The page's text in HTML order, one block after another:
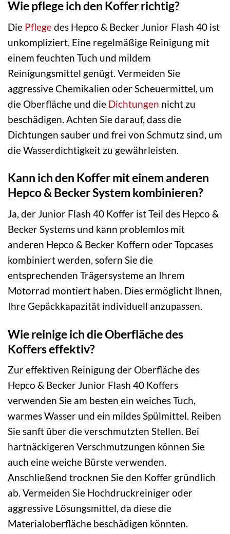
Wie pflege ich den Koffer richtig?
Die Pflegedes Hepco & Becker Junior Flash 40 ist
unkompliziert. Eine regelmäßige Reinigung mit
einem feuchten Tuch und mildem
Reinigungsmittel genügt. Vermeiden Sie
aggressive Chemikalien oder Scheuermittel, um
die Oberfläche und die Dichtungen nicht zu
beschädigen. Achten Sie darauf, dass die
Dichtungen sauber und frei von Schmutz sind, um
die Wasserdichtigkeit zu gewährleisten.
Kann ich den Koffer mit einem anderen
Hepco & Becker System kombinieren?
Ja, der Junior Flash 40 Koffer ist Teil des Hepco &
Becker Systems und kann problemlos mit
anderen Hepco & Becker Koffern oder Topcases
kombiniert werden, sofern Sie die
entsprechenden Trägersysteme an Ihrem
Motorrad montiert haben. Dies ermöglicht Ihnen,
Ihre Gepäckkapazität individuell anzupassen.
Wie reinige ich die Oberfläche des
Koffers effektiv?
Zur effektiven Reinigung der Oberfläche des
Hepco & Becker Junior Flash 40 Koffers
verwenden Sie am besten ein weiches Tuch,
warmes Wasser und ein mildes Spülmittel. Reiben
Sie sanft über die verschmutzten Stellen. Bei
hartnäckigeren Verschmutzungen können Sie
auch eine weiche Bürste verwenden.
Anschließend trocknen Sie den Koffer gründlich
ab. Vermeiden Sie Hochdruckreiniger oder
aggressive Lösungsmittel, da diese die
Materialoberfläche beschädigen könnten.